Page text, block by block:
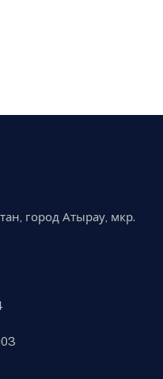
город Атырау, мкр.